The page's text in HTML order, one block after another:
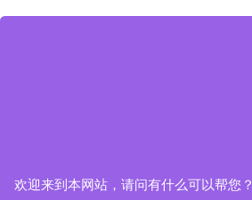
欢迎来到本网站，请问有什么可以帮您？